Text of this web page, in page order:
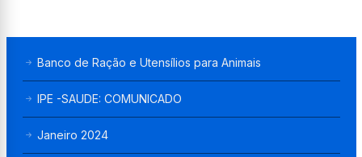
Banco de Ração e Utensílios para Animais
IPE -SAUDE: COMUNICADO
Janeiro 2024